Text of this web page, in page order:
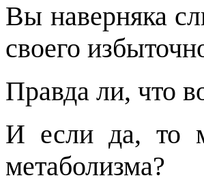
Вы наверняка
своего
Правда ли, что
И если да, то
метаболизма?